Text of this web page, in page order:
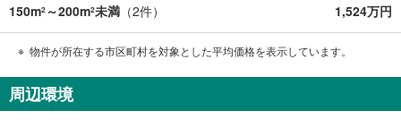
150m2 ～200m2未満 （2件） 1,524万円
物件が所在する市区町村を対象とした平均価格を表示しています。
周辺環境